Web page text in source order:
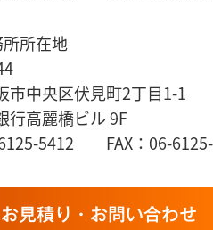
所在地
市中央区伏見町2丁目1-1
行高麗橋ビル 9F
5412 FAX：06-
お見積り・お問い合わせ